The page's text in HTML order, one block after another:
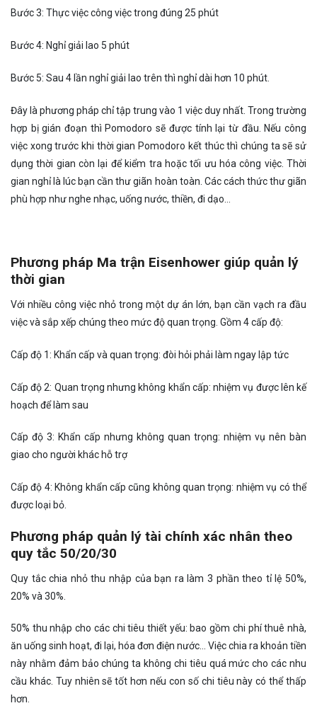
Bước 3: Thực việc công việc trong đúng 25 phút
Bước 4: Nghỉ giải lao 5 phút
Bước 5: Sau 4 lần nghỉ giải lao trên thì nghỉ dài hơn 10 phút.
Đây là phương pháp chỉ tập trung vào 1 việc duy nhất. Trong trường
hợp bị gián đoạn thì Pomodoro sẽ được tính lại từ đầu. Nếu công
việc xong trước khi thời gian Pomodoro kết thúc thì chúng ta sẽ sử
dụng thời gian còn lại để kiểm tra hoặc tối ưu hóa công việc. Thời
gian nghỉ là lúc bạn cần thư giãn hoàn toàn. Các cách thức thư giãn
phù hợp như nghe nhạc, uống nước, thiền, đi dạo…
Phương pháp Ma trận Eisenhower giúp quản lý
thời gian
Với nhiều công việc nhỏ trong một dự án lớn, bạn cần vạch ra đầu
việc và sắp xếp chúng theo mức độ quan trọng. Gồm 4 cấp độ:
Cấp độ 1: Khẩn cấp và quan trọng: đòi hỏi phải làm ngay lập tức
Cấp độ 2: Quan trọng nhưng không khẩn cấp: nhiệm vụ được lên kế
hoạch để làm sau
Cấp độ 3: Khẩn cấp nhưng không quan trọng: nhiệm vụ nên bàn
giao cho người khác hỗ trợ
Cấp độ 4: Không khẩn cấp cũng không quan trọng: nhiệm vụ có thể
được loại bỏ.
Phương pháp quản lý tài chính xác nhân theo
quy tắc 50/20/30
Quy tắc chia nhỏ thu nhập của bạn ra làm 3 phần theo tỉ lệ 50%,
20% và 30%.
50% thu nhập cho các chi tiêu thiết yếu: bao gồm chi phí thuê nhà,
ăn uống sinh hoạt, đi lại, hóa đơn điện nước… Việc chia ra khoản tiền
này nhằm đảm bảo chúng ta không chi tiêu quá mức cho các nhu
cầu khác. Tuy nhiên sẽ tốt hơn nếu con số chi tiêu này có thể thấp
hơn.